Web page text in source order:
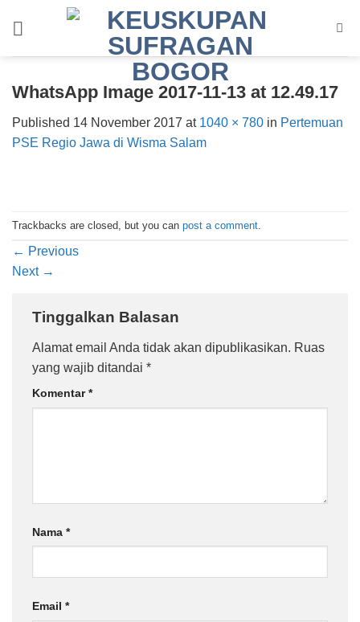
WhatsApp Image 2017-11-13 at 12.49.17
Published 14 November 2017 at 1040 × 780 in Pertemuan
PSE Regio Jawa di Wisma Salam
Trackbacks are closed, but you can post a comment
← Previous
Next →
Tinggalkan Balasan
Alamat email Anda tidak akan dipublikasikan. Ruas
yang wajib ditandai *
Komentar*
Nama *
Email *